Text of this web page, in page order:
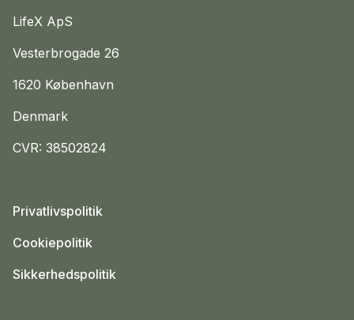
LifeX ApS
Vesterbrogade 26
1620 København
Denmark
CVR: 38502824
Privatlivspolitik
Cookiepolitik
Sikkerhedspolitik